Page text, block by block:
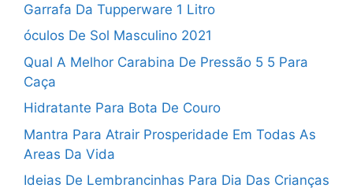
Garrafa Da Tupperware 1 Litro
óculos De Sol Masculino 2021
Qual A Melhor Carabina De Pressão 5 5 Para
Caça
Hidratante Para Bota De Couro
Mantra Para Atrair Prosperidade Em Todas As
Areas Da Vida
Ideias De Lembrancinhas Para Dia Das Crianças